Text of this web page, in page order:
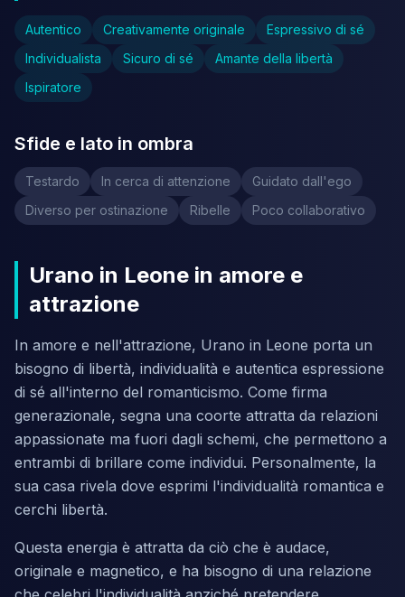
Autentico Creativamente originale
Espressivo di sé
Individualista
Sicuro di sé
Amante della libertà
Ispiratore
Sfide e lato in ombra
Testardo In cerca di attenzione
Guidato dall'ego
Diverso per ostinazione
Ribelle Poco collaborativo
Urano in Leone in amore e
attrazione
In amore e nell'attrazione, Urano in Leone porta un
bisogno di libertà, individualità e autentica espressione
di sé all'interno del romanticismo. Come firma
generazionale, segna una coorte attratta da relazioni
appassionate ma fuori dagli schemi, che permettono a
entrambi di brillare come individui. Personalmente, la
sua casa rivela dove esprimi l'individualità romantica e
cerchi libertà.
Questa energia è attratta da ciò che è audace,
originale e magnetico, e ha bisogno di una relazione